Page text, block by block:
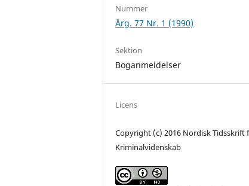
Nummer
Årg. 77 Nr. 1 (1990)
Sektion
Boganmeldelser
Licens
Copyright (c) 2016 Nordisk Tidsskrift
Kriminalvidenskab